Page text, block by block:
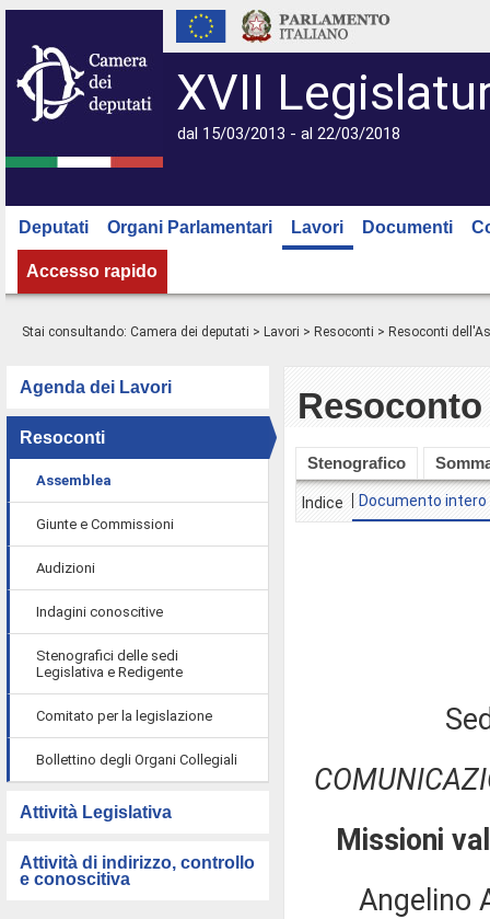
XVII
dal 15/03/2013 - al 22/03/2018
Deputati Organi Parlamentari Lavori Documenti
Accesso rapido
Stai consultando: Camera dei deputati > Lavori > Resoconti > Resoconti
Agenda dei Lavori
Resoconti
Assemblea
Giunte e Commissioni
Audizioni
Indagini conoscitive
Stenografici delle sedi
Legislativa e Redigente
Comitato per la legislazione
Bollettino degli Organi Collegiali
Attività Legislativa
Attività di indirizzo, controllo
e conoscitiva
Stenografico
Indice Documento intero
Missioni
Angelino